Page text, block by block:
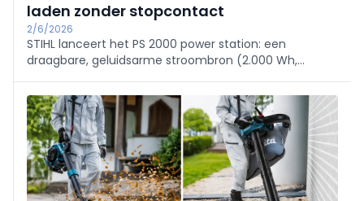
laden zonder stopcontact
2/6/2026
STIHL lanceert het PS 2000 power station: een
draagbare, geluidsarme stroombron (2.000 Wh,
voeden, ook zonder netstroom. Met IPX4-
spatwaterbescherming, display, verlichting en diverse
uitgangen. Beschikbaar juni 2026.